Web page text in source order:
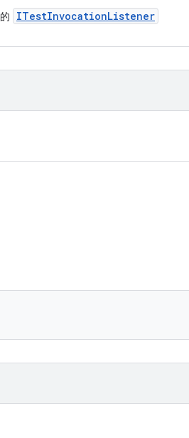
ITestInvocationListener